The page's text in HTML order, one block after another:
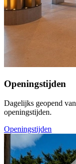
Openingstijden
Dagelijks geopend
openingstijden.
Openingstijden